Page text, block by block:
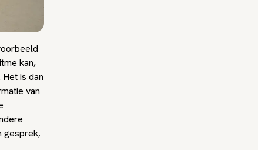
kan,
is dan
van
gesprek,